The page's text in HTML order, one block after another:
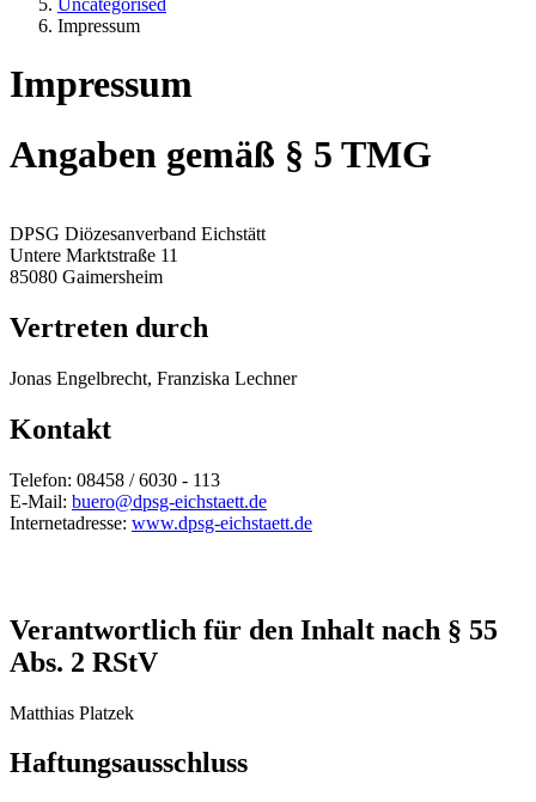
Impressum
Impressum
Angaben gemäß § 5 TMG
DPSG Diözesanverband Eichstätt
Untere Marktstraße 11
85080 Gaimersheim
Vertreten durch
Jonas Engelbrecht, Franziska Lechner
Kontakt
Telefon: 08458 / 6030 - 113
E-Mail: buero@dpsg-eichstaett.de
Internetadresse: www.dpsg-eichstaett.de
Verantwortlich für den Inhalt nach § 55
Abs. 2 RStV
Matthias Platzek
Haftungsausschluss